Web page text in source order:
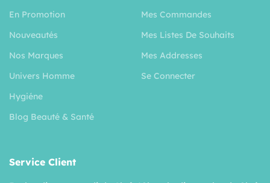
En Promotion
Nouveautés
Nos Marques
Univers Homme
Hygiéne
Blog Beauté & Santé
Mes Commandes
Mes Listes De Souhaits
Mes Addresses
Se Connecter
Service Client